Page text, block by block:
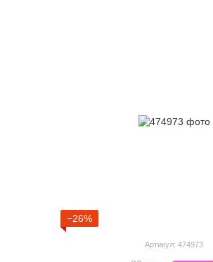
−26%
Артикул: 474973